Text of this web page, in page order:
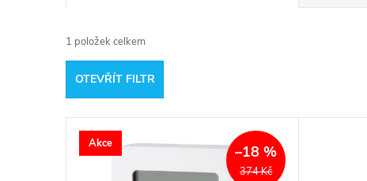
a
z
e
n
1 položek celkem
OTEVŘÍT FILTR
VAkce
374 Kč
–18 %